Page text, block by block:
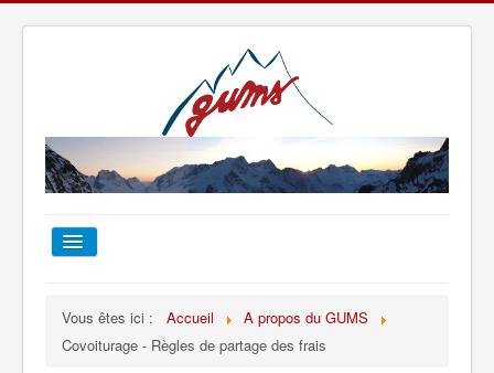
TOUT SUR LE GUMS
Vous êtes ici : Accueil
A propos du GUMS
Covoiturage - Règles de partage des frais